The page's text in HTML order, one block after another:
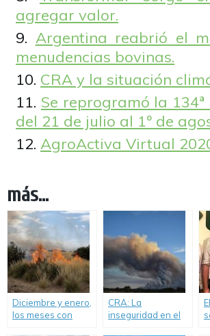
agregar valor.
Argentina reabrió el
menudencias bovinas.
CRA y la situación
Se reprogramó la
del 21 de julio al 1º de
AgroActiva Virtual
más...
Diciembre y enero,
los meses con
CRA: La
inseguridad en el